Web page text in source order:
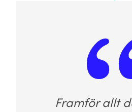
Framför allt